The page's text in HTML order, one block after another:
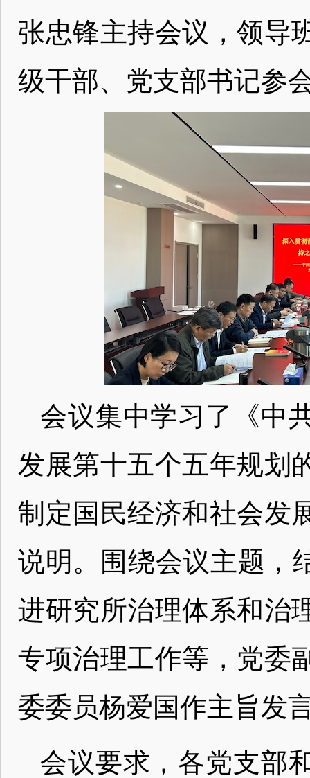
张忠锋主持会议，领导
级干部、党支部书记参
会议集中学习了《中
发展第十五个五年规划
制定国民经济和社会发
说明。围绕会议主题，
进研究所治理体系和治
专项治理工作等，党委
委委员杨爱国作主旨发
会议要求，各党支部